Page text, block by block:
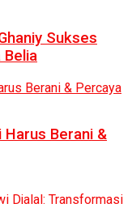
Sukses
Belia
Harus Berani &